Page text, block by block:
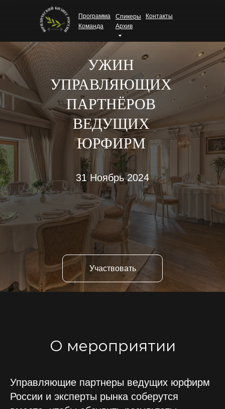
Программа Спикеры Контакты
УЖИН
УПРАВЛЯЮЩИХ
ПАРТНЁРОВ
ВЕДУЩИХ
ЮРФИРМ
Участвовать
31 Ноябрь 2024
Команда Архив
О мероприятии
Управляющие партнеры ведущих юрфирм
России и эксперты рынка соберутся